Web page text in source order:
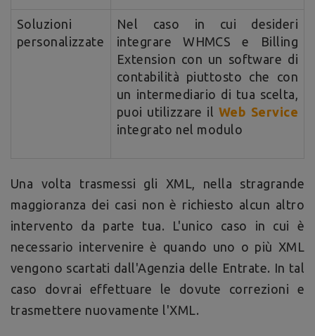
Soluzioni
personalizzate
Nel caso in cui desideri
integrare WHMCS e Billing
Extension con un software di
contabilità piuttosto che con
un intermediario di tua scelta,
puoi utilizzare il Web Service
integrato nel modulo
Una volta trasmessi gli XML, nella stragrande
maggioranza dei casi non è richiesto alcun altro
intervento da parte tua. L'unico caso in cui è
necessario intervenire è quando uno o più XML
vengono scartati dall'Agenzia delle Entrate. In tal
caso dovrai effettuare le dovute correzioni e
trasmettere nuovamente l'XML.